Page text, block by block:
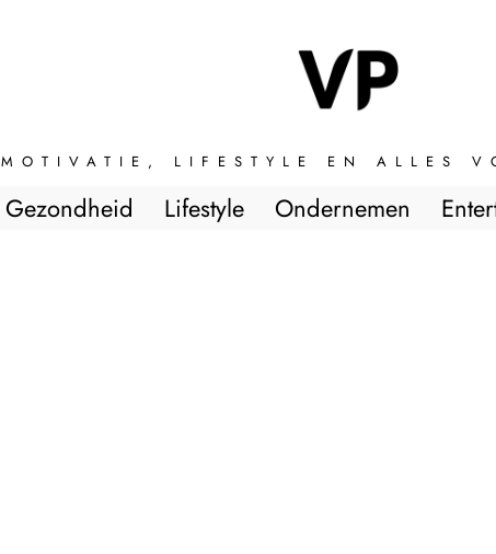
MOTIVATIE, LIFESTYLE EN ALLES
Gezondheid Lifestyle Ondernemen